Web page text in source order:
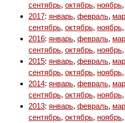
сентябрь, октябрь, ноябрь
2017: январь, февраль,
сентябрь, октябрь, ноябрь
2016: январь, февраль,
сентябрь, октябрь, ноябрь
2015: январь, февраль,
сентябрь, октябрь, ноябрь
2014: январь, февраль,
сентябрь, октябрь, ноябрь
2013: январь, февраль,
сентябрь, октябрь, ноябрь